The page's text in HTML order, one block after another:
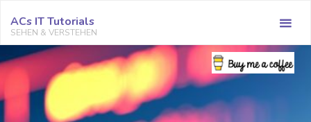
Inhalt
springen
ACs IT Tutorials
SEHEN & VERSTEHEN